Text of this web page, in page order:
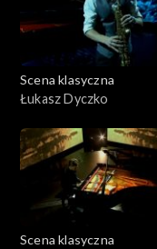
Scena klasyczna
Łukasz Dyczko
Scena klasyczna